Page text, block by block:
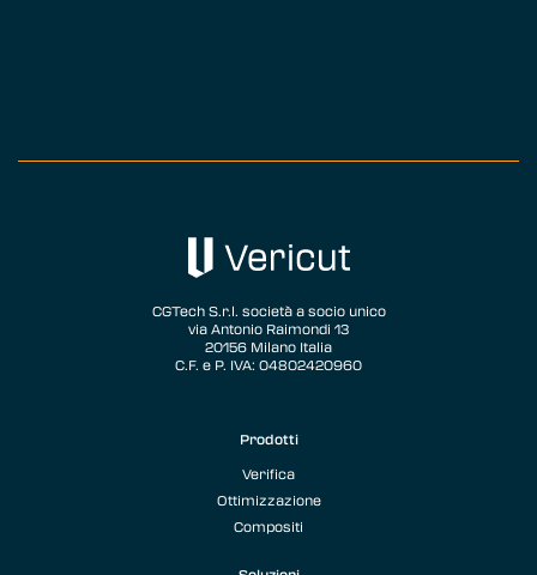
CGTech S.r.l. società a socio unico
via Antonio Raimondi 13
20156 Milano Italia
C.F. e P. IVA: 04802420960
Prodotti
Verifica
Ottimizzazione
Compositi